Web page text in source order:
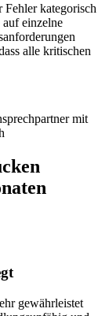
Fehler kategorisch
auf einzelne
alle kritischen
mit
gewährleistet